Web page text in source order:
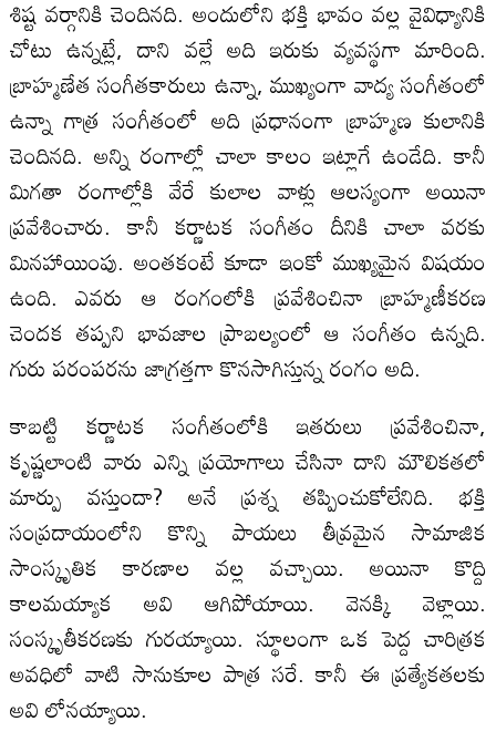
శిష్ట వర్గానికి చెందినది. అందులోని భక్తి భావం వల్ల వైవిధ్యానికి
చోటు ఉన్నట్లే, దాని వల్లే అది ఇరుకు వ్యవస్థగా మారింది.
బ్రాహ్మణేత సంగీతకారులు ఉన్నా, ముఖ్యంగా వాద్య సంగీతంలో
ఉన్నా గాత్ర సంగీతంలో అది ప్రధానంగా బ్రాహ్మణ కులానికి
చెందినది. అన్ని రంగాల్లో చాలా కాలం ఇట్లాగే ఉండేది. కానీ
మిగతా రంగాల్లోకి వేరే కులాల వాళ్లు ఆలస్యంగా అయినా
ప్రవేశించారు. కానీ కర్ణాటక సంగీతం దీనికి చాలా వరకు
మినహాయింపు. అంతకంటే కూడా ఇంకో ముఖ్యమైన విషయం
ఉంది. ఎవరు ఆ రంగంలోకి ప్రవేశించినా బ్రాహ్మణీకరణ
చెందక తప్పని భావజాల ప్రాబల్యంలో ఆ సంగీతం ఉన్నది.
గురు పరంపరను జాగ్రత్తగా కొనసాగిస్తున్న రంగం అది.
కాబట్టి కర్ణాటక సంగీతంలోకి ఇతరులు ప్రవేశించినా,
కృష్ణలాంటి వారు ఎన్ని ప్రయోగాలు చేసినా దాని మౌలికతలో
మార్పు వస్తుందా? అనే ప్రశ్న తప్పించుకోలేనిది. భక్తి
సంప్రదాయంలోని కొన్ని పాయలు తీవ్రమైన సామాజిక
సాంస్కృతిక కారణాల వల్ల వచ్చాయి. అయినా కొద్ది
కాలమయ్యాక అవి ఆగిపోయాయి. వెనక్కి వెళ్లాయి.
సంస్కృతీకరణకు గురయ్యాయి. స్థూలంగా ఒక పెద్ద చారిత్రక
అవధిలో వాటి సానుకూల పాత్ర సరే. కానీ ఈ ప్రత్యేకతలకు
అవి లోనయ్యాయి.